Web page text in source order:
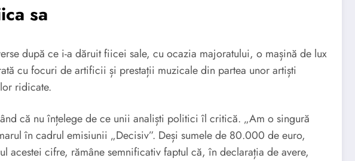
sa
după ce i-a dăruit fiicei sale, cu ocazia majoratului, o mașină de lux
cu focuri de artificii și prestații muzicale din partea unor artiști
ridicate.
că nu înțelege de ce unii analiști politici îl critică. „Am o singură
în cadrul emisiunii „Decisiv”. Deși sumele de 80.000 de euro,
acestei cifre, rămâne semnificativ faptul că, în declarația de avere,